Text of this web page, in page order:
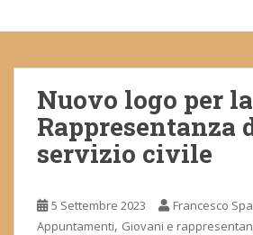
m
Nuovo logo per la
Rappresentanza
servizio civile
5 Settembre 2023
Francesco
Appuntamenti, Giovani e